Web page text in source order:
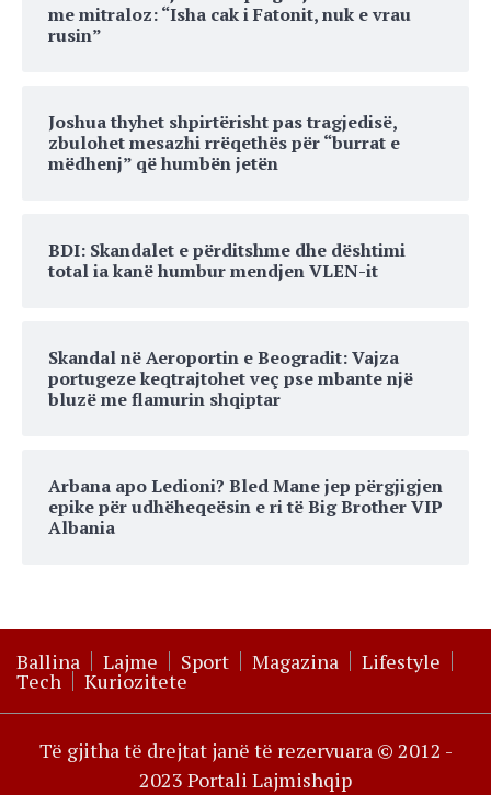
me mitraloz: “Isha cak i Fatonit, nuk e vrau
rusin”
Joshua thyhet shpirtërisht pas tragjedisë,
zbulohet mesazhi rrëqethës për “burrat e
mëdhenj” që humbën jetën
BDI: Skandalet e përditshme dhe dështimi
total ia kanë humbur mendjen VLEN-it
Skandal në Aeroportin e Beogradit: Vajza
portugeze keqtrajtohet veç pse mbante një
bluzë me flamurin shqiptar
Arbana apo Ledioni? Bled Mane jep përgjigjen
epike për udhëheqeësin e ri të Big Brother VIP
Albania
Ballina Lajme Sport Magazina Lifestyle
Tech Kuriozitete
Të gjitha të drejtat janë të rezervuara © 2012 -
2023 Portali Lajmishqip